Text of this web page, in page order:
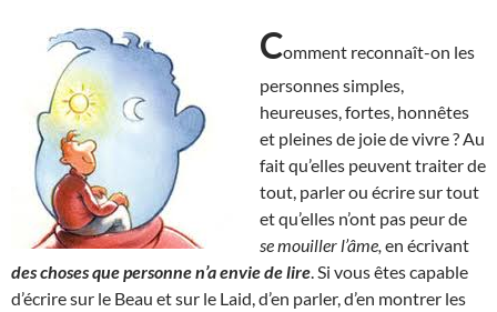
Comment reconnaît-on les
personnes simples,
heureuses, fortes, honnêtes
et pleines de joie de vivre ? Au
fait qu’elles peuvent traiter de
tout, parler ou écrire sur tout
et qu’elles n’ont pas peur de
semouiller l’âme, en écrivant
des choses que personne n’a envie de lire . Si vous êtes capable
d’écrire sur le Beau et sur le Laid, d’en parler, d’en montrer les